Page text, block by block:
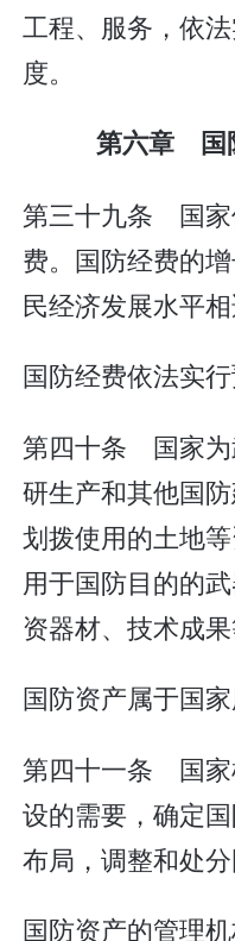
工程、服务，依
度。
第六章 国
第三十九条 国家
费。国防经费的
民经济发展水平相
国防经费依法实行
第四十条 国家为
研生产和其他国防
划拨使用的土地
用于国防目的的
资器材、技术成果
国防资产属于国家
第四十一条 国家
设的需要，确定
布局，调整和处分
国防资产的管理